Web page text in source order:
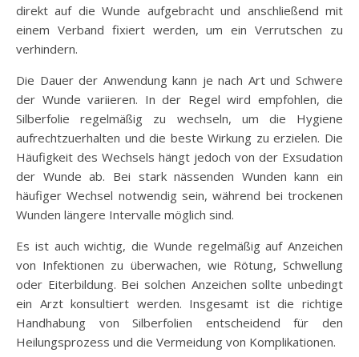
direkt auf die Wunde aufgebracht und anschließend mit
einem Verband fixiert werden, um ein Verrutschen zu
verhindern.
Die Dauer der Anwendung kann je nach Art und Schwere
der Wunde variieren. In der Regel wird empfohlen, die
Silberfolie regelmäßig zu wechseln, um die Hygiene
aufrechtzuerhalten und die beste Wirkung zu erzielen. Die
Häufigkeit des Wechsels hängt jedoch von der Exsudation
der Wunde ab. Bei stark nässenden Wunden kann ein
häufiger Wechsel notwendig sein, während bei trockenen
Wunden längere Intervalle möglich sind.
Es ist auch wichtig, die Wunde regelmäßig auf Anzeichen
von Infektionen zu überwachen, wie Rötung, Schwellung
oder Eiterbildung. Bei solchen Anzeichen sollte unbedingt
ein Arzt konsultiert werden. Insgesamt ist die richtige
Handhabung von Silberfolien entscheidend für den
Heilungsprozess und die Vermeidung von Komplikationen.